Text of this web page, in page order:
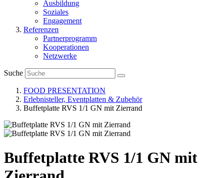
Ausbildung
Soziales
Engagement
Referenzen
Partnerprogramm
Kooperationen
Netzwerke
Suche
FOOD PRESENTATION
Erlebnisteller, Eventplatten & Zubehör
Buffetplatte RVS 1/1 GN mit Zierrand
Buffetplatte RVS 1/1 GN mit